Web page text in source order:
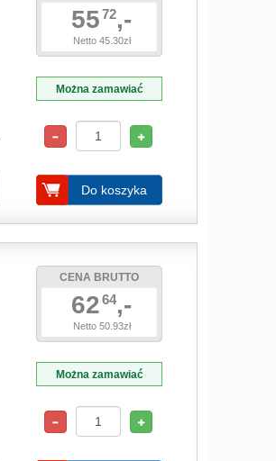
55 72,-
Netto 45.30zł
Można zamawiać
Do koszyka
CENA BRUTTO
62 64,-
Netto 50.93zł
Można zamawiać